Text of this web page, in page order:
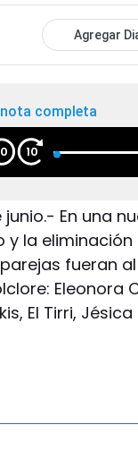
Agregar
completa
10
junio.- En una
la eliminación
fueran
Eleonora
El Tirri,